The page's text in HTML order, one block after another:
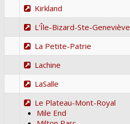
Kirkland
L'Île-Bizard-Ste-Geneviève
La Petite-Patrie
Lachine
LaSalle
Le Plateau-Mont-Royal
Mile End